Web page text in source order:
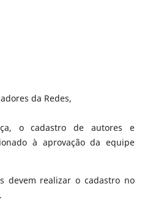
da Redes,
o cadastro de autores e
à aprovação da equipe
devem realizar o cadastro no